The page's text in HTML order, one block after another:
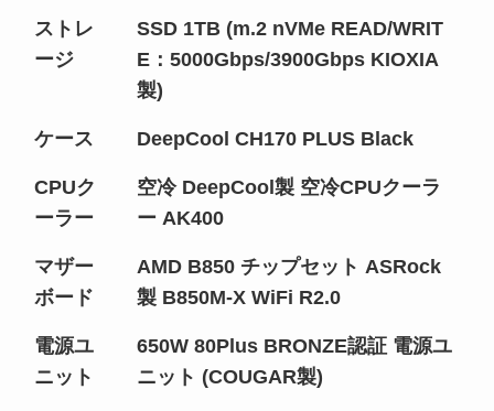
ストレ
ージ
SSD 1TB (m.2 nVMe READ/WRIT
E：5000Gbps/3900Gbps KIOXIA
製)
ケース DeepCool CH170 PLUS Black
CPUク
ーラー
空冷 DeepCool製 空冷CPUクーラ
ー AK400
マザー
ボード
AMD B850 チップセット ASRock
製 B850M-X WiFi R2.0
電源ユ
ニット
650W 80Plus BRONZE認証 電源ユ
ニット (COUGAR製)